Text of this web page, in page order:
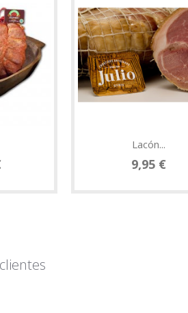
Lacón...
9,95 €